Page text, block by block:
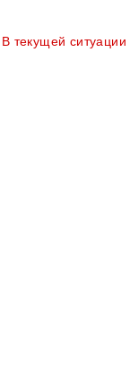
В текущей ситуации